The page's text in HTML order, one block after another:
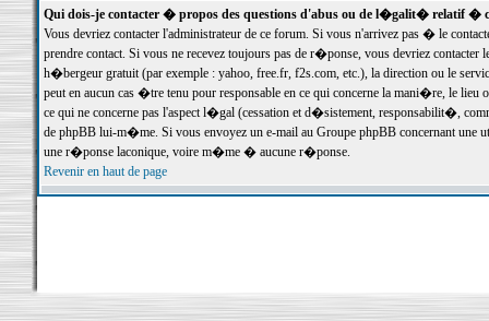
Qui dois-je contacter � propos des questions d'abus ou de l�galit� relatif �
Vous devriez contacter l'administrateur de ce forum. Si vous n'arrivez pas � le
prendre contact. Si vous ne recevez toujours pas de r�ponse, vous devriez
h�bergeur gratuit (par exemple : yahoo, free.fr, f2s.com, etc.), la direction ou le
peut en aucun cas �tre tenu pour responsable en ce qui concerne la mani�re, le
ce qui ne concerne pas l'aspect l�gal (cessation et d�sistement, responsabilit�,
de phpBB lui-m�me. Si vous envoyez un e-mail au Groupe phpBB concernant une
une r�ponse laconique, voire m�me � aucune r�ponse.
Revenir en haut de page